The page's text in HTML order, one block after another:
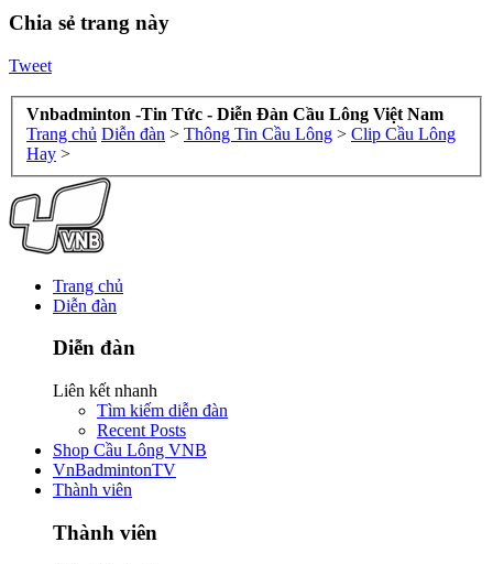
Chia sẻ trang này
Tweet
Vnbadminton -Tin Tức - Diễn Đàn Cầu Lông Việt Nam
Trang chủ Diễn đàn > Thông Tin Cầu Lông > Clip Cầu Lông
Hay >
Trang chủ
Diễn đàn
Diễn đàn
Liên kết nhanh
Tìm kiếm diễn đàn
Recent Posts
Shop Cầu Lông VNB
VnBadmintonTV
Thành viên
Thành viên